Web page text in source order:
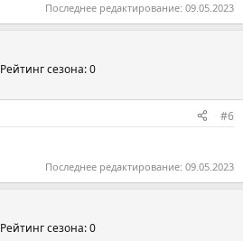
Последнее редактирование: 09.05.2023
Рейтинг сезона: 0
#6
Последнее редактирование: 09.05.2023
Рейтинг сезона: 0